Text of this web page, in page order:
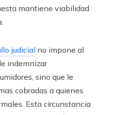
mantiene viabilidad
judicial no impone al
indemnizar
sino que le
cobradas a quienes
Esta circunstancia